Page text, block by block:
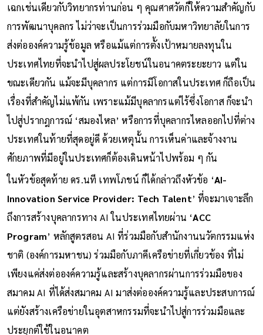
เฉกเช่นเดียวกับวิทยากรท่านก่อน ๆ คุณศาศวัตก็ให้ความสำคัญกับ
การพัฒนาบุคลกร ไม่ว่าจะเป็นการร่วมมือกับมหาวิทยาลัยในการ
ส่งต่อองค์ความรู้ข้อมูล หรือแม้แต่การตั้งเป้าหมายลงทุนใน
ประเทศไทยที่จะนำไปสู่ผลประโยชน์ในอนาคตระยะยาว แต่ใน
ขณะเดียวกัน แม้จะมีบุคลากร แต่การมีโอกาสในประเทศ ก็ถือเป็น
เรื่องที่สำคัญไม่แพ้กัน เพราะแม้มีบุคลากรแต่ไร้ซึ่งโอกาส ก็จะนำ
ไปสู่ปรากฎการณ์ ‘สมองไหล’ หรือการที่บุคลากรไหลออกไปที่ต่าง
ประเทศในท้ายที่สุดอยู่ดี ด้วยเหตุนั้น การเห็นค่าและจ้างงาน
ศักยภาพที่มีอยู่ในประเทศก็ต้องเดินหน้าไปพร้อม ๆ กัน
ในหัวข้อสุดท้าย ดร.นที เทพโภชน์ ก็ได้กล่าวถึงหัวข้อ ‘AI-
Innovation Service Provider: Tech Talent’ ที่จะมาเจาะลึก
ถึงการสร้างบุคลากรทาง AI ในประเทศไทยผ่าน ‘ACC
Program’ หลักสูตรสอน AI ที่ร่วมมือกับสำนักงานนวัตกรรมแห่ง
ชาติ (องค์การมหาชน) ร่วมมือกับภาคีเครือข่ายที่เกี่ยวข้อง ที่ไม่
เพียงแค่ส่งต่อองค์ความรู้และสร้างบุคลากรผ่านการร่วมมือของ
สมาคม AI ที่ได้ส่งสมาคม AI มาส่งต่อองค์ความรู้และประสบการณ์
แต่ยังสร้างเครือข่ายในอุตสาหกรรมที่จะนำไปสู่การร่วมมือและ
ประยุกต์ใช้ในอนาคต